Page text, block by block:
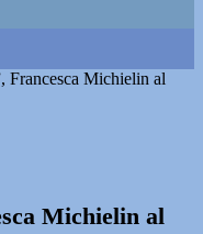
Francesca Michielin al
Michielin al